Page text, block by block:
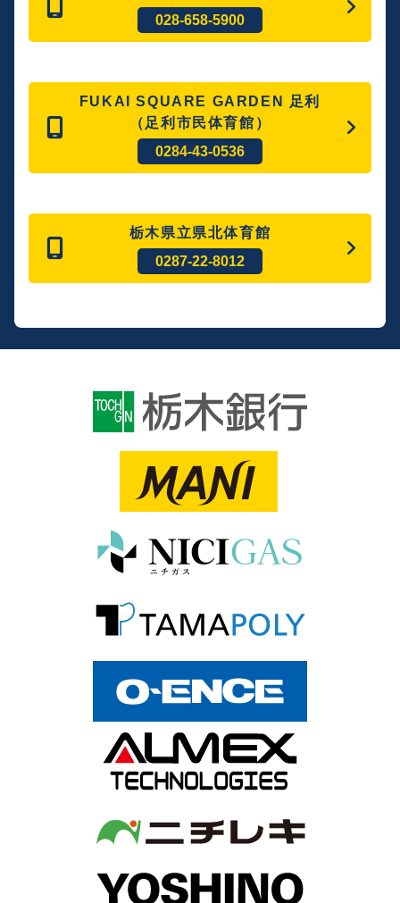
028-658-5900
FUKAI SQUARE GARDEN 足利
（足利市民体育館）
0284-43-0536
栃木県立県北体育館
0287-22-8012